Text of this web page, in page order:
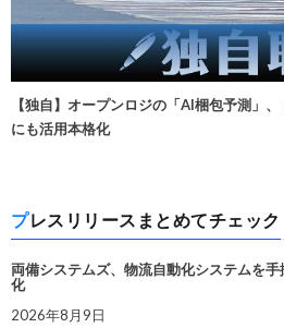
【独自】オープンロジの「AI梱包予測」
にも活用本格化
プレスリリースまとめてチェック
両備システムズ、物流自動化システムを
化
2026年8月9日